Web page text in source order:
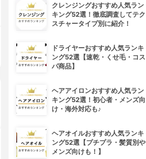
4位
クレンジングおすすめ人気ラン
キング52選！徹底調査してテク
スチャータイプ別に紹介！
ドライヤーおすすめ人気ランキ
ング52選【速乾・くせ毛・コス
パ商品】
ヘアアイロンおすすめ人気ラン
キング52選！初心者・メンズ向
け・海外対応も♪
ヘアオイルおすすめ人気ランキ
ング52選【プチプラ・髪質別や
メンズ向けも！】